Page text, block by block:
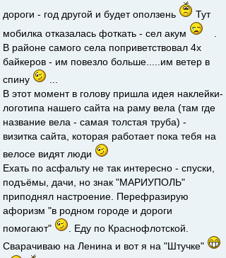
дороги - год другой и будет оползень
Тут
мобилка отказалась фоткать - сел акум
В районе самого села поприветствовал 4х
байкеров - им повезло больше.....им ветер в
спину
В этот момент в голову пришла идея наклейки-
логотипа нашего сайта на раму вела (там где
название вела - самая толстая труба) -
визитка сайта, которая работает пока тебя на
велосе видят люди
Ехать по асфальту не так интересно - спуски,
подъёмы, дачи, но знак "МАРИУПОЛЬ"
приподнял настроение. Перефразирую
афоризм "в родном городе и дороги
помогают"
. Еду по Краснофлотской.
Сварачиваю на Ленина и вот я на "Штучке"